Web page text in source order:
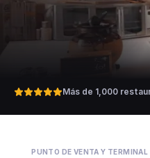
Más de 1,000
PUNTO DE VENTA Y